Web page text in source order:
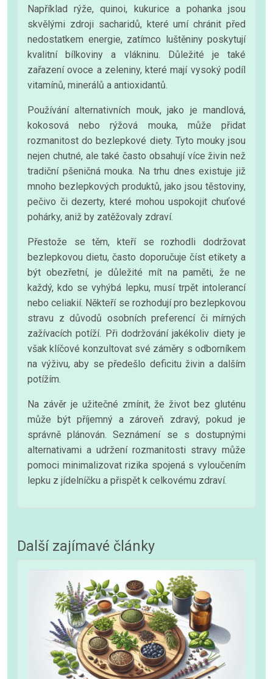
Například rýže, quinoi, kukurice a pohanka jsou
skvělými zdroji sacharidů, které umí chránit před
nedostatkem energie, zatímco luštěniny poskytují
kvalitní bílkoviny a vlákninu. Důležité je také
zařazení ovoce a zeleniny, které mají vysoký podíl
vitamínů, minerálů a antioxidantů.
Používání alternativních mouk, jako je mandlová,
kokosová nebo rýžová mouka, může přidat
rozmanitost do bezlepkové diety. Tyto mouky jsou
nejen chutné, ale také často obsahují více živin než
tradiční pšeničná mouka. Na trhu dnes existuje již
mnoho bezlepkových produktů, jako jsou těstoviny,
pečivo či dezerty, které mohou uspokojit chuťové
pohárky, aniž by zatěžovaly zdraví.
Přestože se těm, kteří se rozhodli dodržovat
bezlepkovou dietu, často doporučuje číst etikety a
být obezřetní, je důležité mít na paměti, že ne
každý, kdo se vyhýbá lepku, musí trpět intolerancí
nebo celiakií. Někteří se rozhodují pro bezlepkovou
stravu z důvodů osobních preferencí či mírných
zažívacích potíží. Při dodržování jakékoliv diety je
však klíčové konzultovat své záměry s odborníkem
na výživu, aby se předešlo deficitu živin a dalším
potížím.
Na závěr je užitečné zmínit, že život bez gluténu
může být příjemný a zároveň zdravý, pokud je
správně plánován. Seznámení se s dostupnými
alternativami a udržení rozmanitosti stravy může
pomoci minimalizovat rizika spojená s vyloučením
lepku z jídelníčku a přispět k celkovému zdraví.
Další zajímavé články